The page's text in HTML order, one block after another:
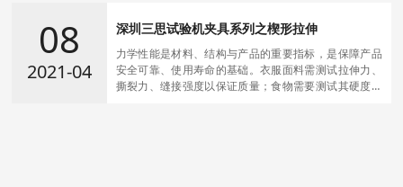
块，不能倾斜。夹持部分要足够长，不少于夹块长度的
零：在软
08
2021-04
深圳三思试验机夹具系列之楔形拉伸
力学性能是材料、结构与产品的重要指标，是保障产品
安全可靠、使用寿命的基础。衣服面料需测试拉伸力、
撕裂力、缝接强度以保证质量；食物需要测试其硬度、